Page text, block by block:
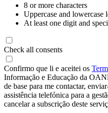
8 or more characters
Uppercase and lowercase
At least one digit and
Check all consents
Confirmo que li e aceitei os
Informação e Educação da
de base para me contactar,
assistência telefónica para a
cancelar a subscrição deste